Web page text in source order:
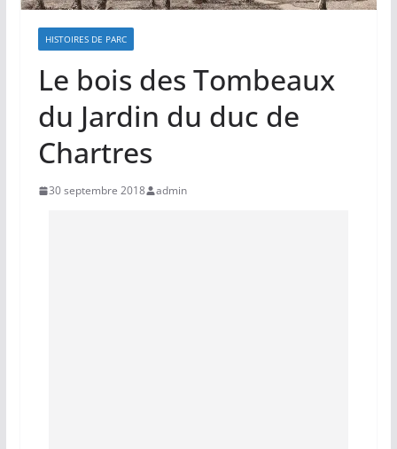
HISTOIRES DE PARC
Le bois des Tombeaux
du Jardin du duc de
Chartres
30 septembre 2018 admin